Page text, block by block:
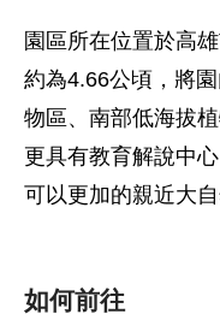
園區所在位置於高
約為4.66公頃，將
物區、南部低海拔
更具有教育解說中
可以更加的親近大
如何前往